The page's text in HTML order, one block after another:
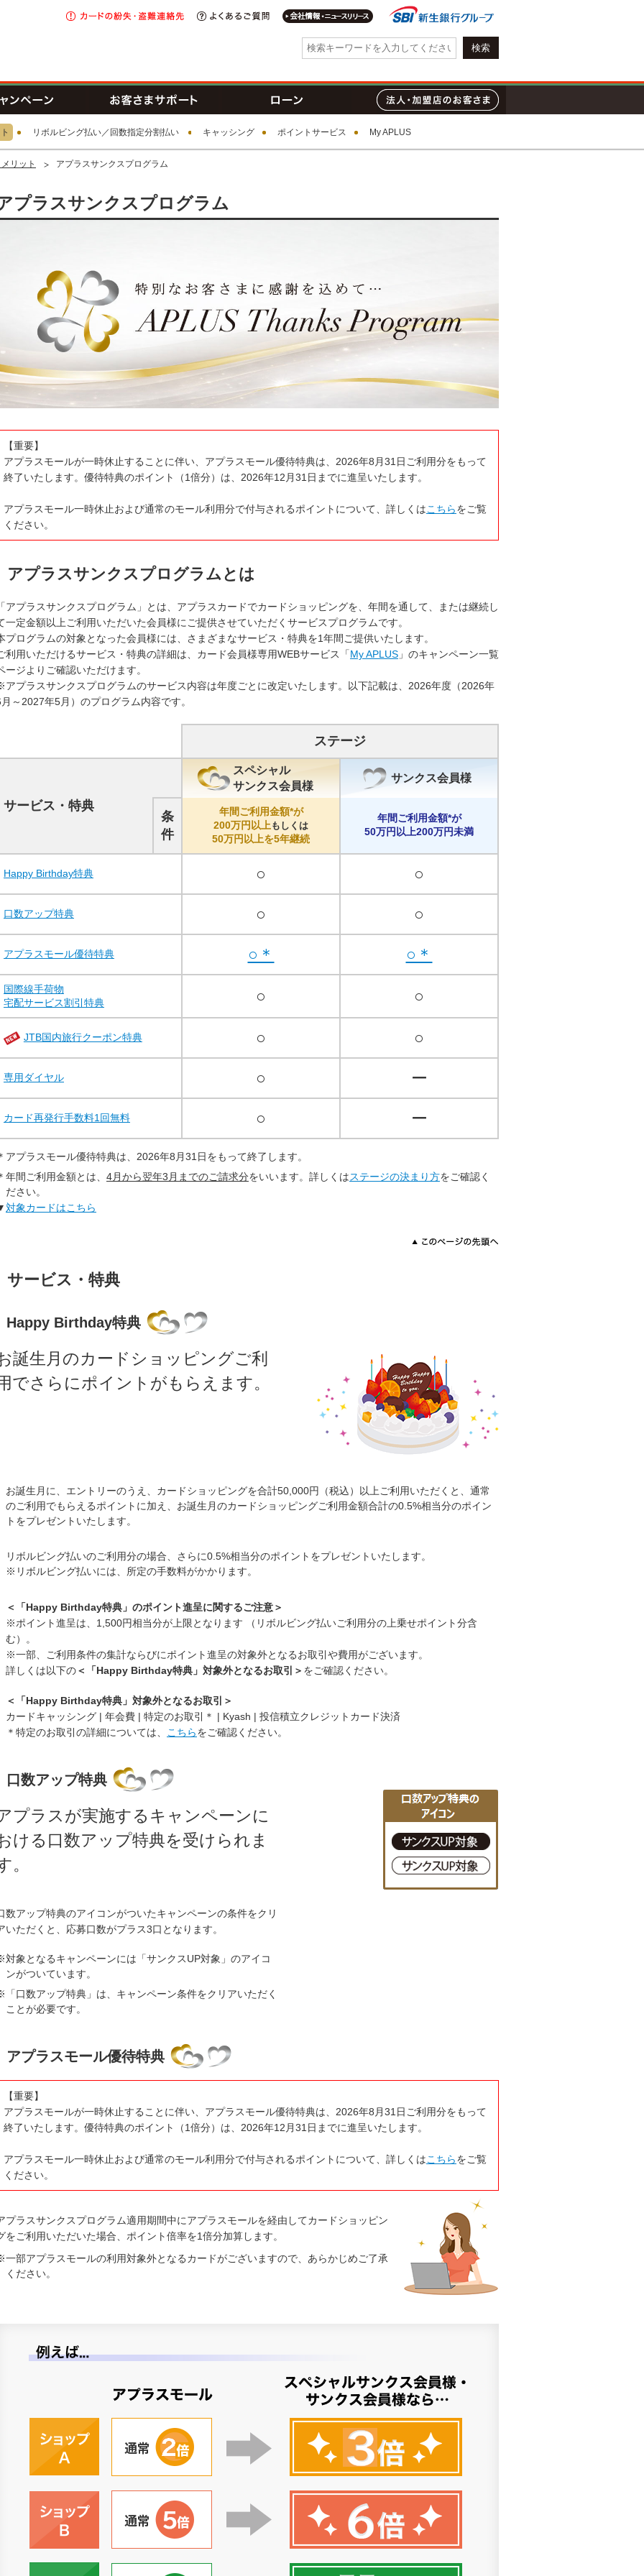
カードの紛失・盗難 連絡先
よくあるご質問 会社情報・IR情報
ローン
リボルビング払い／回数指定分割払い キャッシング ポイントサービス My APLUS
リット アプラスサンクスプログラム
プラスサンクスプログラム
【重要】
アプラスモールが一時休止することに伴い、アプラスモール優待特典は、2026年8月31日ご利用分をもって
終了いたします。優待特典のポイント（1倍分）は、2026年12月31日までに進呈いたします。
アプラスモール一時休止および通常のモール利用分で付与されるポイントについて、詳しくはこちらをご覧
ください。
アプラスサンクスプログラムとは
アプラスサンクスプログラム」とは、アプラスカードでカードショッピングを、年間を通して、または継続し
一定金額以上ご利用いただいた会員様にご提供させていただくサービスプログラムです。
プログラムの対象となった会員様には、さまざまなサービス・特典を1年間ご提供いたします。
利用いただけるサービス・特典の詳細は、カード会員様専用WEBサービス「My APLUS 」のキャンペーン一覧
ージよりご確認いただけます。
プラスサンクスプログラムのサービス内容は年度ごとに改定いたします。以下記載は、2026年度（2026年
～2027年5月）のプログラム内容です。
ステージ
サービス・特典
スペシャル
サンクス会員様
サンクス会員様
条
件
年間ご利用金額*が
200万円以上もしくは
50万円以上を5年継続
年間ご利用金額*が
50万円以上200万円未満
Happy Birthday特典 ○ ○
口数アップ特典 ○ ○
アプラスモール優待特典 ○＊ ○＊
国際線手荷物
宅配サービス割引特典
○ ○
JTB国内旅行クーポン特典 ○ ○
専用ダイヤル ○ ー
カード再発行手数料1回無料 ○ ー
アプラスモール優待特典は、2026年8月31日をもって終了します。
年間ご利用金額とは、 4月から翌年3月までのご請求分をいいます。詳しくはステージの決まり方をご確認く
ださい。
対象カードはこちら
サービス・特典
Happy Birthday特典
誕生月のカードショッピングご利
でさらにポイントがもらえます。
お誕生月に、エントリーのうえ、カードショッピングを合計50,000円（税込）以上ご利用いただくと、通常
のご利用でもらえるポイントに加え、お誕生月のカードショッピングご利用金額合計の0.5%相当分のポイン
トをプレゼントいたします。
リボルビング払いのご利用分の場合、さらに0.5%相当分のポイントをプレゼントいたします。
※リボルビング払いには、所定の手数料がかかります。
＜「Happy Birthday特典」のポイント進呈に関するご注意＞
※ポイント進呈は、1,500円相当分が上限となります （リボルビング払いご利用分の上乗せポイント分含
む）。
※一部、ご利用条件の集計ならびにポイント進呈の対象外となるお取引や費用がございます。
詳しくは以下の＜「Happy Birthday特典」対象外となるお取引＞ をご確認ください。
＜「Happy Birthday特典」対象外となるお取引＞
カードキャッシング | 年会費 | 特定のお取引＊ | Kyash | 投信積立クレジットカード決済
＊特定のお取引の詳細については、 こちらをご確認ください。
口数アップ特典
プラスが実施するキャンペーンに
ける口数アップ特典を受けられま
。
数アップ特典のアイコンがついたキャンペーンの条件をクリ
いただくと、応募口数がプラス3口となります。
対象となるキャンペーンには「サンクスUP対象」のアイコ
ンがついています。
「口数アップ特典」は、キャンペーン条件をクリアいただく
ことが必要です。
アプラスモール優待特典
【重要】
アプラスモールが一時休止することに伴い、アプラスモール優待特典は、2026年8月31日ご利用分をもって
終了いたします。優待特典のポイント（1倍分）は、2026年12月31日までに進呈いたします。
アプラスモール一時休止および通常のモール利用分で付与されるポイントについて、詳しくはこちらをご覧
ください。
プラスサンクスプログラム適用期間中にアプラスモールを経由してカードショッピン
をご利用いただいた場合、ポイント倍率を1倍分加算します。
一部アプラスモールの利用対象外となるカードがございますので、あらかじめご了承
ください。
向けサービス My APLUS
キャンペーン情報
が可能な提携CD・ATM一覧